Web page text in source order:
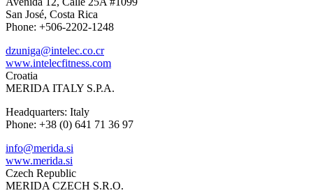
San José, Costa Rica
Phone: +506-2202-1248
dzuniga@intelec.co.cr
www.intelecfitness.com
Croatia
MERIDA ITALY S.P.A.
Headquarters: Italy
Phone: +38 (0) 641 71 36 97
info@merida.si
www.merida.si
Czech Republic
MERIDA CZECH S.R.O.